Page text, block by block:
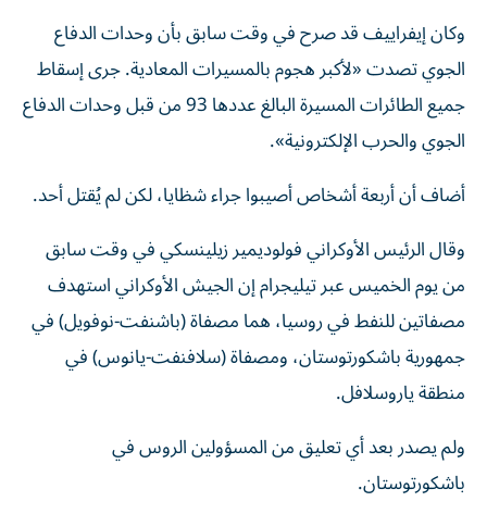
وكان إيفراييف قد صرح في وقت سابق بأن وحدات الدفاع
الجوي ​تصدت «لأكبر هجوم بالمسيرات المعادية. جرى إسقاط
جميع ‌الطائرات المسيرة البالغ عددها 93 من قبل وحدات الدفاع
الجوي والحرب الإلكترونية».
أضاف أن أربعة أشخاص أصيبوا جراء شظايا، ⁠لكن لم يُقتل أحد.
وقال الرئيس الأوكراني فولوديمير زيلينسكي في وقت سابق
من يوم الخميس عبر تيليجرام إن الجيش الأوكراني ​استهدف
مصفاتين ‌للنفط في روسيا، هما مصفاة (باشنفت-نوفويل) في
جمهورية باشكورتوستان، ‌ومصفاة (سلافنفت-يانوس) في
منطقة ياروسلافل.
ولم يصدر بعد أي تعليق من المسؤولين الروس في
باشكورتوستان.